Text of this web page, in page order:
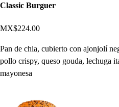
Classic Burguer
MX$224.00
Pan de chia, cubierto con ajonjolí
pollo crispy, queso gouda, lechuga
mayonesa